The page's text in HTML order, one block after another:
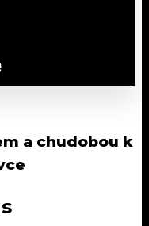
a chudobou k